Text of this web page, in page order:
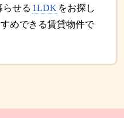
らせる 1LDK をお探し
めできる賃貸物件で